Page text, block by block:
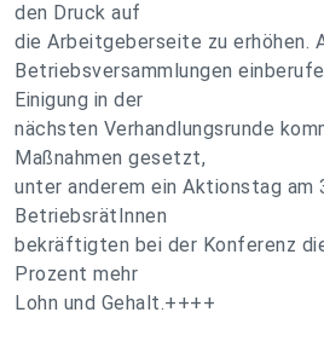
den Druck auf
die Arbeitgeberseite zu erhöhen.
Betriebsversammlungen
Einigung in der
nächsten Verhandlungsrunde
Maßnahmen gesetzt,
unter anderem ein Aktionstag am
BetriebsrätInnen
bekräftigten bei der Konferenz
Prozent mehr
Lohn und Gehalt.++++